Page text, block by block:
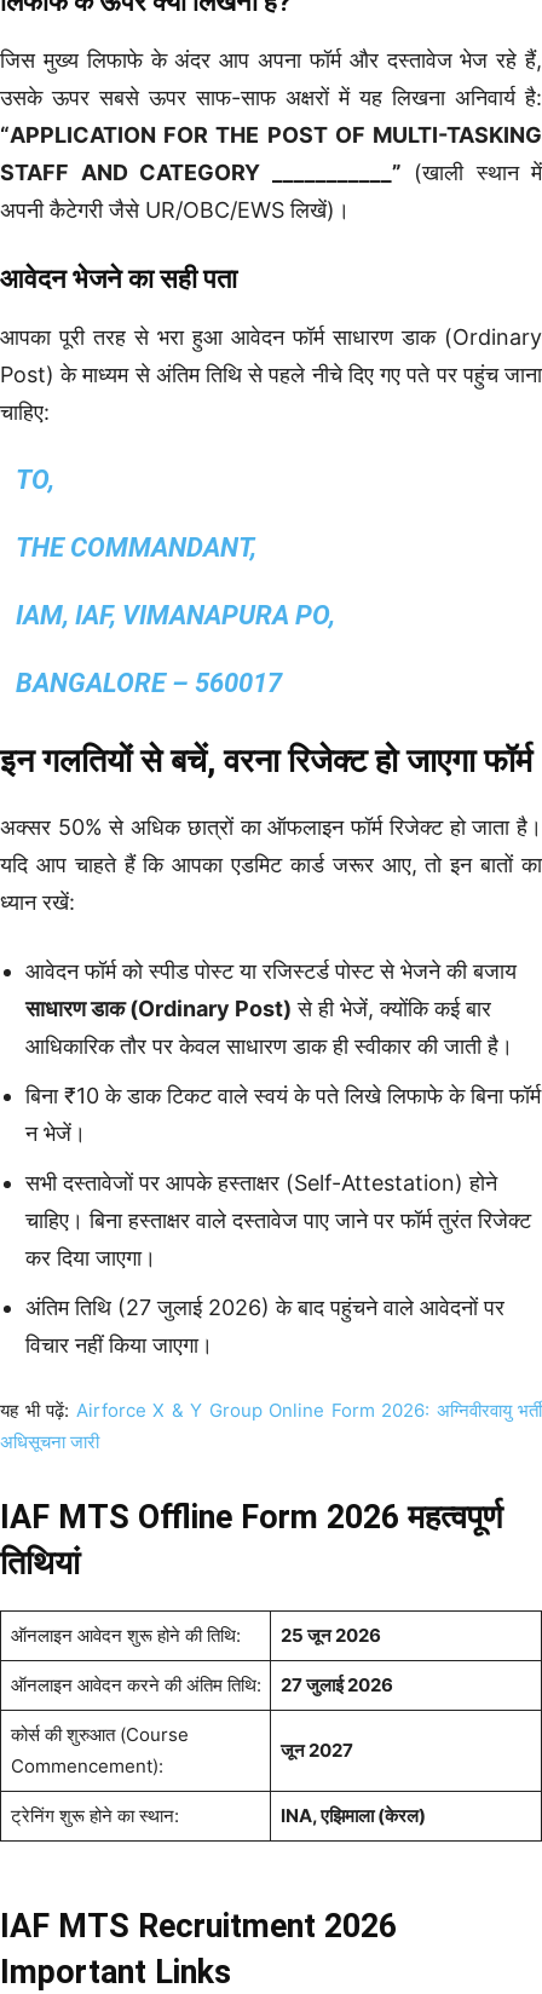
जिस मुख्य लिफाफे के अंदर आप अपना फॉर्म और दस्तावेज भेज रहे हैं,
उसके ऊपर सबसे ऊपर साफ-साफ अक्षरों में यह लिखना अनिवार्य है:
“APPLICATION FOR THE POST OF MULTI-TASKING
STAFF AND CATEGORY ___________” (खाली स्थान में
अपनी कैटेगरी जैसे UR/OBC/EWS लिखें)।
आवेदन भेजने का सही पता
आपका पूरी तरह से भरा हुआ आवेदन फॉर्म साधारण डाक (Ordinary
Post) के माध्यम से अंतिम तिथि से पहले नीचे दिए गए पते पर पहुंच जाना
चाहिए:
TO,
THE COMMANDANT,
IAM, IAF, VIMANAPURA PO,
BANGALORE – 560017
इन गलतियों से बचें, वरना रिजेक्ट हो जाएगा फॉर्म
अक्सर 50% से अधिक छात्रों का ऑफलाइन फॉर्म रिजेक्ट हो जाता है।
यदि आप चाहते हैं कि आपका एडमिट कार्ड जरूर आए, तो इन बातों का
ध्यान रखें:
आवेदन फॉर्म को स्पीड पोस्ट या रजिस्टर्ड पोस्ट से भेजने की बजाय
साधारण डाक (Ordinary Post) से ही भेजें, क्योंकि कई बार
आधिकारिक तौर पर केवल साधारण डाक ही स्वीकार की जाती है।
बिना ₹10 के डाक टिकट वाले स्वयं के पते लिखे लिफाफे के बिना फॉर्म
न भेजें।
सभी दस्तावेजों पर आपके हस्ताक्षर (Self-Attestation) होने
चाहिए। बिना हस्ताक्षर वाले दस्तावेज पाए जाने पर फॉर्म तुरंत रिजेक्ट
कर दिया जाएगा।
अंतिम तिथि (27 जुलाई 2026) के बाद पहुंचने वाले आवेदनों पर
विचार नहीं किया जाएगा।
यह भी पढ़ें: Airforce X & Y Group Online Form 2026: अग्निवीरवायु भर्ती
अधिसूचना जारी
IAF MTS Offline Form 2026 महत्वपूर्ण
तिथियां
ऑनलाइन आवेदन शुरू होने की तिथि: 25 जून 2026
ऑनलाइन आवेदन करने की अंतिम तिथि: 27 जुलाई 2026
कोर्स की शुरुआत (Course
Commencement):
जून 2027
ट्रेनिंग शुरू होने का स्थान: INA, एझिमाला (केरल)
IAF MTS Recruitment 2026
Important Links